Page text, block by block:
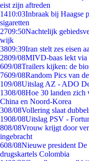
eist zijn aftreden
1410:03Inbraak bij Haagse
sigaretten
2709:50Nachtelijk
wijk
3809:39Iran stelt zes eisen
2809/08MIVD-baas lekt via
609/08Trailers kijken: de
7609/08Random Pics van
109/08Uitslag AZ - ADO
1308/08Hoe 30 landen zich
China en Noord-Korea
308/08Vollering slaat
1908/08Uitslag PSV -
808/08Vrouw krijgt door
ingebracht
608/08Nieuwe president De
drugskartels Colombia